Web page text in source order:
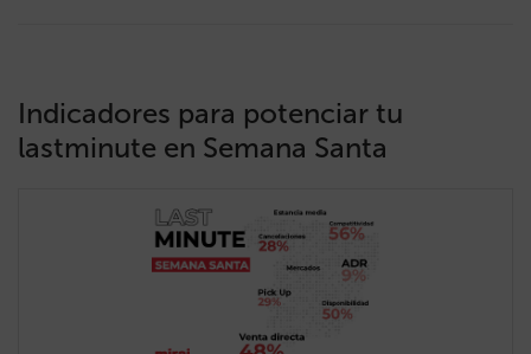
Indicadores para potenciar tu
lastminute en Semana Santa